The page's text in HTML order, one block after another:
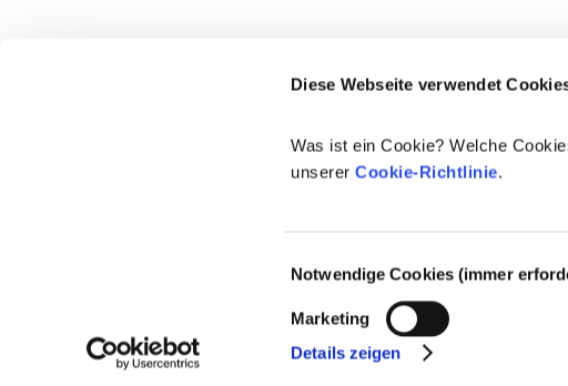
Diese Webseite verwendet
Was ist ein Cookie? Welche
unsererCookie-Richtlinie.
Notwendige Cookies (immer
Marketing
Details zeigen
© 2021-2026 - Cosmetics Europe